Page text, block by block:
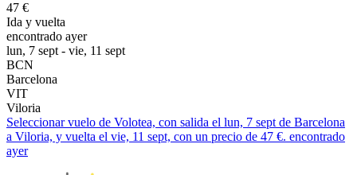
47 €
Ida y vuelta
encontrado ayer
lun, 7 sept - vie, 11 sept
BCN
Barcelona
VIT
Viloria
Seleccionar vuelo de Volotea, con salida el lun, 7 sept de Barcelona
a Viloria, y vuelta el vie, 11 sept, con un precio de 47 €. encontrado
ayer